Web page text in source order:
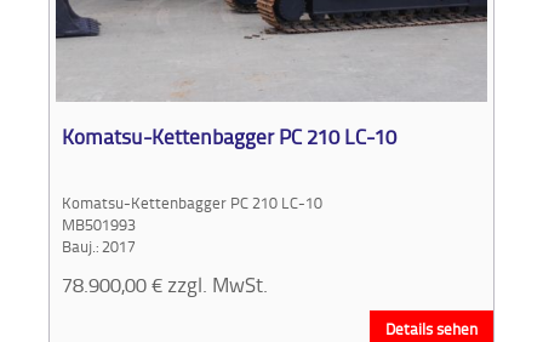
Sonderaktionen
und
Komatsu-Kettenbagger PC 210 LC-10
Komatsu-Kettenbagger PC 210 LC-10
MB501993
Bauj.: 2017
78.900,00€ zzgl. MwSt.
Details sehen